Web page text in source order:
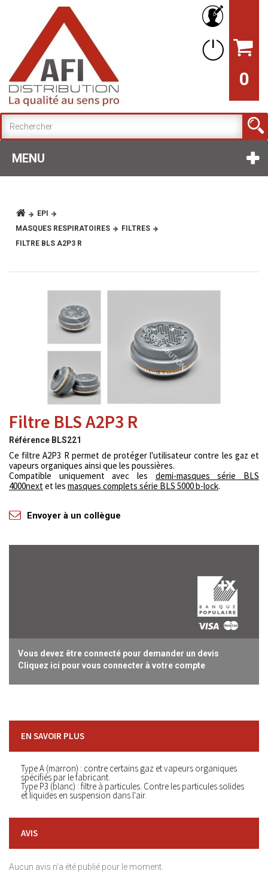
0
MENU
EPI
MASQUES RESPIRATOIRES
FILTRES
FILTRE BLS A2P3 R
Filtre BLS A2P3 R
Référence BLS221
Ce filtre A2P3 R permet de protéger l'utilisateur contre les gaz et
vapeurs organiques ainsi que les poussières.
Compatible uniquement avec les demi-masques série BLS
4000nextet les masques complets série BLS 5000 b-lock.
Envoyer à un collègue
Vous devez être connecté pour demander un devis
Cliquez ici pour vous connecter à votre compte
EN SAVOIR PLUS
Type A (marron) : contre certains gaz et vapeurs organiques
spécifiés par le fabricant.
Type P3 (blanc) : filtre à particules. Contre les particules solides
et liquides en suspension dans l'air.
AVIS
Aucun avis n'a été publié pour le moment.